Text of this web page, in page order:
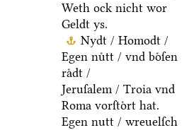
Weth ock nicht wor
Geldt ys.
Nydt / Homodt /
Egen nuͤtt / vnd boͤſen
raͤdt /
Jeruſalem / Troia vnd
Roma vorſtoͤrt hat.
Egen nutt / wreuelſch